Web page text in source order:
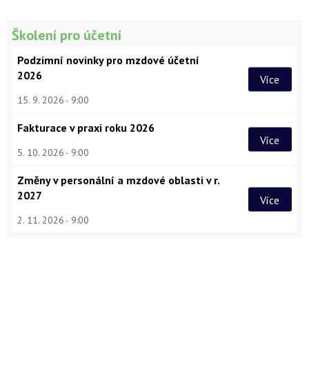
Školení pro účetní
Podzimní novinky pro mzdové účetní
2026
15. 9. 2026 9:00
Více
Fakturace v praxi roku 2026
5. 10. 2026 9:00
Více
Změny v personální a mzdové oblasti v r.
2027
2. 11. 2026 9:00
Více